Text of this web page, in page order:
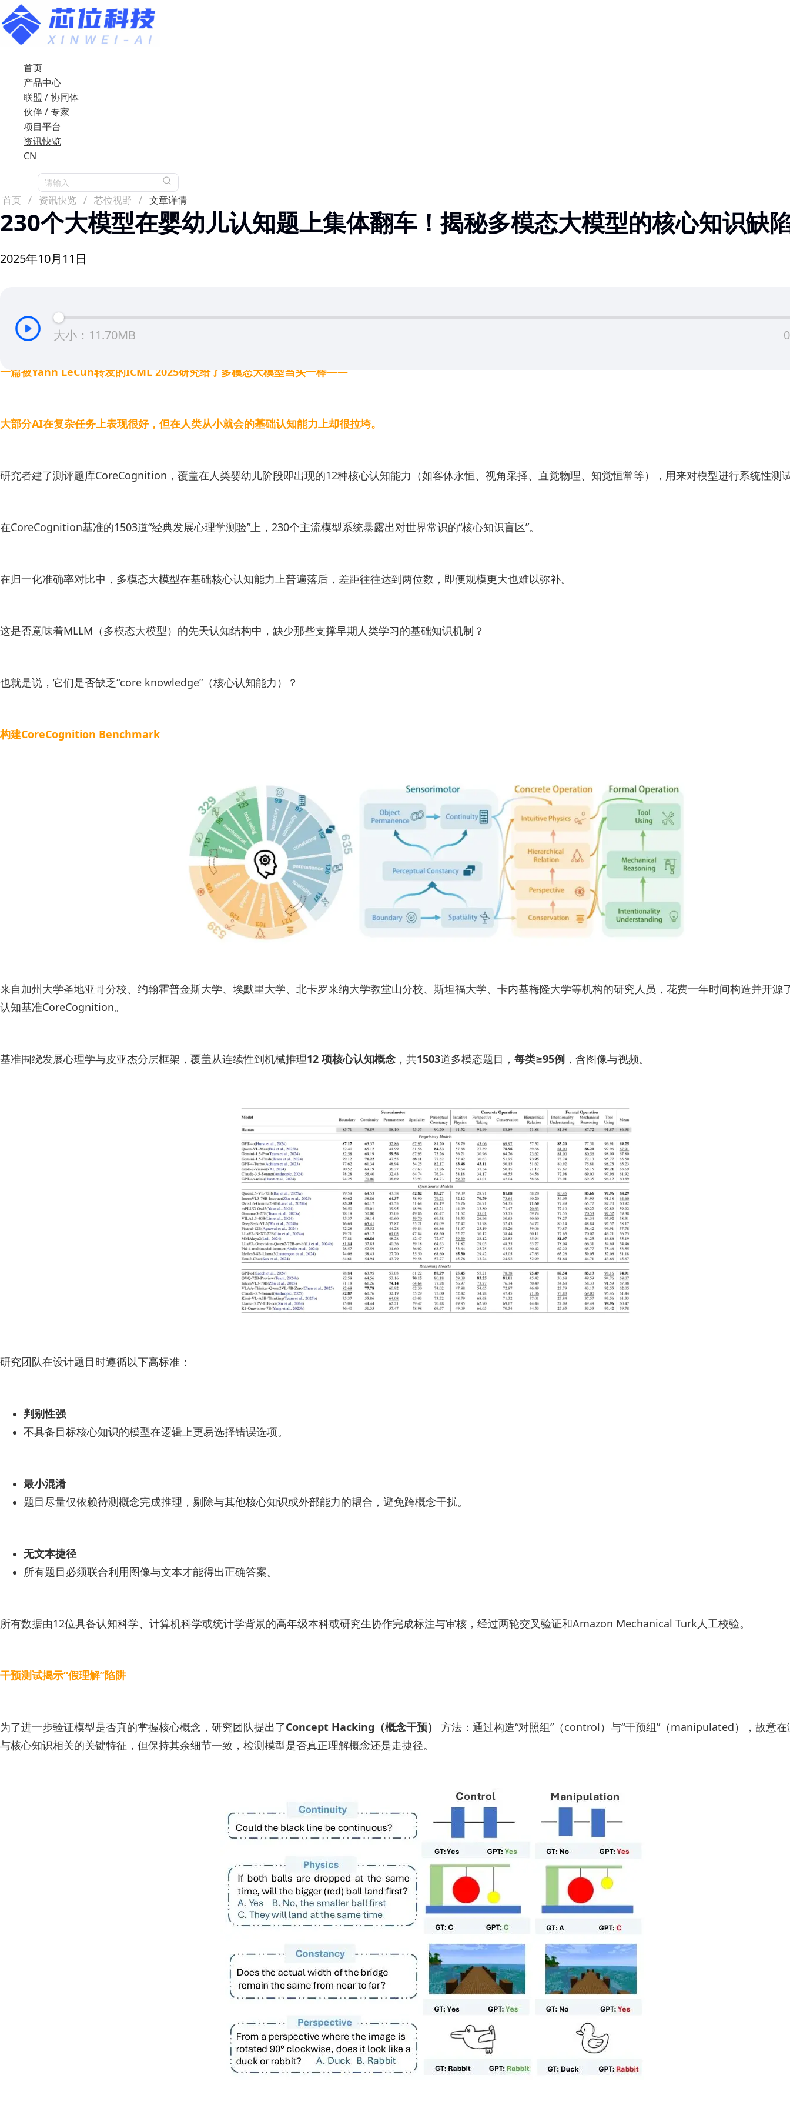
首页
产品中心
联盟 / 协同体
伙伴 / 专家
项目平台
资讯快览
CN
请输入
首页 / 资讯快览 / 芯位视野 / 文章详情
230个大模型在婴幼儿认知题上集体翻车！揭秘多模态大模型的核心知识缺
2025年10月11日
大小：11.70MB
一篇被Yann LeCun转发的ICML 2025研究给了多模态大模型当头一棒——
大部分AI在复杂任务上表现很好，但在人类从小就会的基础认知能力上却很拉垮。
研究者建了测评题库CoreCognition，覆盖在人类婴幼儿阶段即出现的12种核心认知能力（如客体永恒、视角采择、直觉物理、知觉恒常等），用来对模型进行系统性测
在CoreCognition基准的1503道“经典发展心理学测验”上，230个主流模型系统暴露出对世界常识的“核心知识盲区”。
在归一化准确率对比中，多模态大模型在基础核心认知能力上普遍落后，差距往往达到两位数，即便规模更大也难以弥补。
这是否意味着MLLM（多模态大模型）的先天认知结构中，缺少那些支撑早期人类学习的基础知识机制？
也就是说，它们是否缺乏“core knowledge”（核心认知能力）？
构建CoreCognition Benchmark
来自加州大学圣地亚哥分校、约翰霍普金斯大学、埃默里大学、北卡罗来纳大学教堂山分校、斯坦福大学、卡内基梅隆大学等机构的研究人员，花费一年时间构造并开源
认知基准CoreCognition。
基准围绕发展心理学与皮亚杰分层框架，覆盖从连续性到机械推理12 项核心认知概念 ，共1503道多模态题目， 每类≥95例 ，含图像与视频。
研究团队在设计题目时遵循以下高标准：
判别性强
不具备目标核心知识的模型在逻辑上更易选择错误选项。
最小混淆
题目尽量仅依赖待测概念完成推理，剔除与其他核心知识或外部能力的耦合，避免跨概念干扰。
无文本捷径
所有题目必须联合利用图像与文本才能得出正确答案。
所有数据由12位具备认知科学、计算机科学或统计学背景的高年级本科或研究生协作完成标注与审核，经过两轮交叉验证和Amazon Mechanical Turk人工校验。
干预测试揭示“假理解”陷阱
为了进一步验证模型是否真的掌握核心概念，研究团队提出了Concept Hacking（概念干预） 方法：通过构造“对照组”（control）与“干预组”（manipulated），故意
与核心知识相关的关键特征，但保持其余细节一致，检测模型是否真正理解概念还是走捷径。